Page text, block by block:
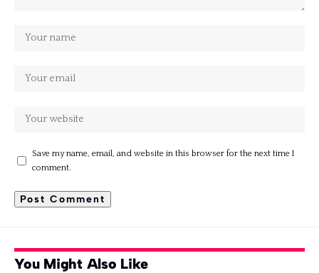
Save my name, email, and website in this browser for the next time I
comment.
You Might Also Like